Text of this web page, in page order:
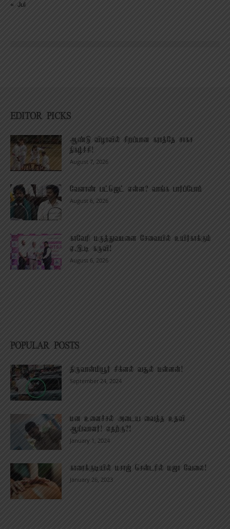
« Jul
EDITOR PICKS
ஆண்டு விழாவில் சிறப்பான கராத்தே சாகச
நிகழ்ச்சி!
August 7, 2026
வேளாண் பட்ஜெட் என்ன? வாங்க பார்ப்போம்
August 6, 2026
காவேரி மருத்துவமனை சேவையில் உயிர்காக்கும்
ஏ.இ.டி கருவி!
August 6, 2026
POPULAR POSTS
திருவான்மியூர் சிக்னல் வசூல் மன்னன்!
September 24, 2024
மன உளைச்சல் அடைய வைத்த உதவி
ஆய்வாளர்! எதற்கு?!
January 1, 2024
காரைக்குடியில் மசாஜ் சென்டரில் மஜா வேலை!
January 26, 2023